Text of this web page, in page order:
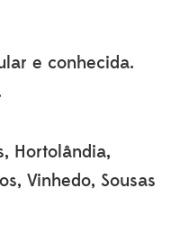
e conhecida.
Hortolândia,
Vinhedo, Sousas